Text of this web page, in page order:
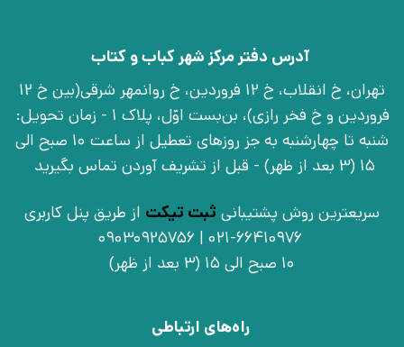
آدرس دفتر مرکز شهر کباب و کتاب
تهران، خ انقلاب، خ 12 فروردین، خ روانمهر شرقی(بین خ 12
فروردین و خ فخر رازی)، بن‌بست اوّل، پلاک 1 - زمان تحویل:
شنبه تا چهارشنبه به جز روزهای تعطیل از ساعت 10 صبح الی
15 (3 بعد از ظهر) - قبل از تشریف آوردن تماس بگیرید
سریعترین روش پشتیبانی ثبت تیکت از طریق پنل کاربری
021-66410976 | 09030925756
10 صبح الی 15 (3 بعد از ظهر)
راه‌های ارتباطی